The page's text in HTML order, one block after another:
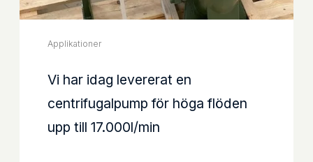
Applikationer
Vi har idag levererat en
centrifugalpump för höga flöden
upp till 17.000l/min